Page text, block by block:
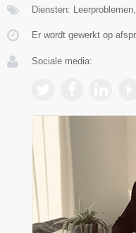
Diensten:
Er wordt gewerkt op
Sociale media: